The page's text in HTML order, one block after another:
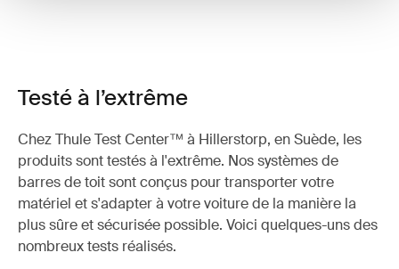
Testé à l’extrême
Chez Thule Test Center™ à Hillerstorp, en Suède, les
produits sont testés à l'extrême. Nos systèmes de
barres de toit sont conçus pour transporter votre
matériel et s'adapter à votre voiture de la manière la
plus sûre et sécurisée possible. Voici quelques-uns des
nombreux tests réalisés.